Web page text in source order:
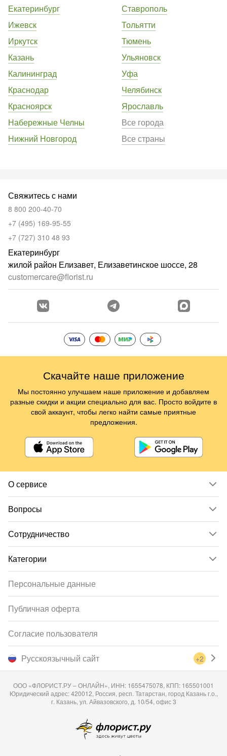
Екатеринбург
Ижевск
Иркутск
Казань
Калининград
Краснодар
Красноярск
Набережные Челны
Нижний Новгород
Ставрополь
Тольятти
Тюмень
Ульяновск
Уфа
Челябинск
Ярославль
Все города
Все страны
О сервисе
Вопросы
Сотрудничество
Категории
Свяжитесь с нами
8 800 200-40-70
+7 (495) 169-95-55
+7 (727) 310 48 93
Екатеринбург
жилой район Елизавет, Елизаветинское шоссе, 28
customercare@florist.ru
Русскоязычный сайт +2
Персональные данные
Публичная оферта
Согласие пользователя
ООО «ФЛОРИСТ.РУ – ОНЛАЙН», ИНН: 1655475078, КПП: 165501001
Юридический адрес: 420012, Россия, респ. Татарстан, город Казань г.о.,
г. Казань, ул. Айвазовского, д. 10/54, офис 3
Скачайте наше приложение
Мы постоянно улучшаем наше приложение и добавляем
разные скидки и акции специально для вас. Просто войдите в
свой аккаунт, чтобы легко найти самые приятные
предложения.